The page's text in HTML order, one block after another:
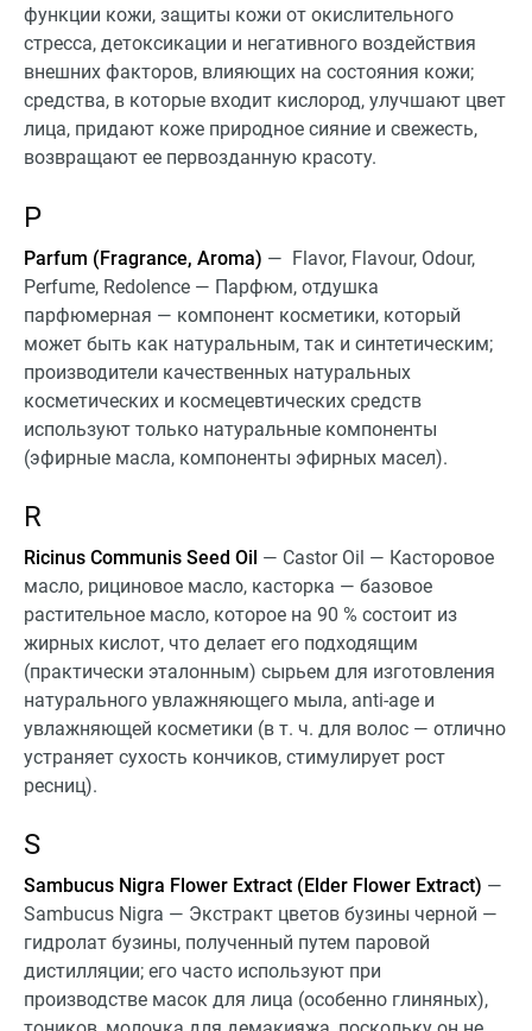
функции кожи, защиты кожи от окислительного
стресса, детоксикации и негативного воздействия
внешних факторов, влияющих на состояния кожи;
средства, в которые входит кислород, улучшают цвет
лица, придают коже природное сияние и свежесть,
возвращают ее первозданную красоту.
P
Parfum (Fragrance, Aroma) — Flavor, Flavour, Odour,
Perfume, Redolence — Парфюм, отдушка
парфюмерная — компонент косметики, который
может быть как натуральным, так и синтетическим;
производители качественных натуральных
косметических и космецевтических средств
используют только натуральные компоненты
(эфирные масла, компоненты эфирных масел).
R
Ricinus Communis Seed Oil — Castor Oil — Касторовое
масло, рициновое масло, касторка — базовое
растительное масло, которое на 90 % состоит из
жирных кислот, что делает его подходящим
(практически эталонным) сырьем для изготовления
натурального увлажняющего мыла, anti-age и
увлажняющей косметики (в т. ч. для волос — отлично
устраняет сухость кончиков, стимулирует рост
ресниц).
S
Sambucus Nigra Flower Extract (Elder Flower Extract) —
Sambucus Nigra — Экстракт цветов бузины черной —
гидролат бузины, полученный путем паровой
дистилляции; его часто используют при
производстве масок для лица (особенно глиняных),